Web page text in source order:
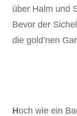
über Halm und
Bevor der
die gold’nen
Hoch wie ein